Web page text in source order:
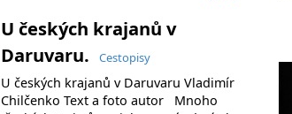
U českých krajanů v
Daruvaru.
Cestopisy
U českých krajanů v Daruvaru Vladimír
Chilčenko Text a foto autor Mnoho